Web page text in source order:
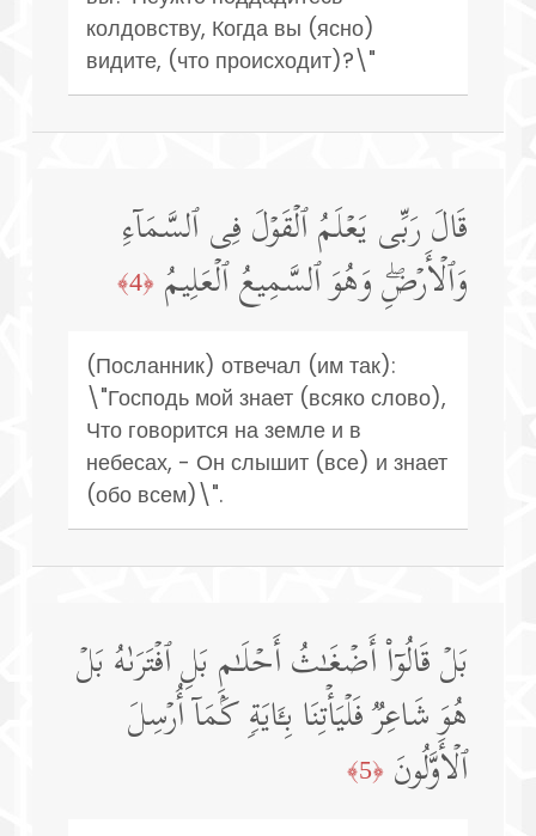
колдовству, Когда вы (ясно)
видите, (что происходит)?\"
قَالَ رَبِّی یَعۡلَمُ ٱلۡقَوۡلَ فِی ٱلسَّمَاۤءِ
وَٱلۡأَرۡضِۖ وَهُوَ ٱلسَّمِیعُ ٱلۡعَلِیمُ ﴿4﴾
(Посланник) отвечал (им так):
\"Господь мой знает (всяко слово),
Что говорится на земле и в
небесах, - Он слышит (все) и знает
(обо всем)\".
بَلۡ قَالُوۤا۟ أَضۡغَـٰثُ أَحۡلَـٰمِۭ بَلِ ٱفۡتَرَىٰهُ بَلۡ
هُوَ شَاعِرࣱ فَلۡیَأۡتِنَا بِـَٔایَةࣲ كَمَاۤ أُرۡسِلَ
ٱلۡأَوَّلُونَ ﴿5﴾